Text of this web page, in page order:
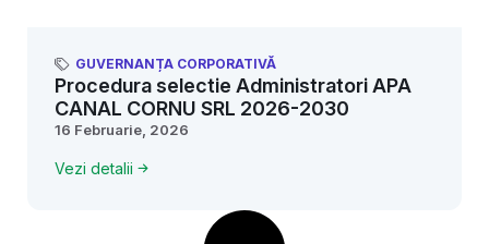
GUVERNANȚA CORPORATIVĂ
Procedura selectie Administratori APA
CANAL CORNU SRL 2026-2030
16 Februarie, 2026
Vezi detalii